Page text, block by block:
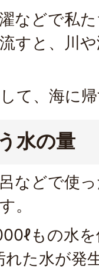
などで私
すと、川
て、海に
水の量
などで使
。
もの水
れた水が発